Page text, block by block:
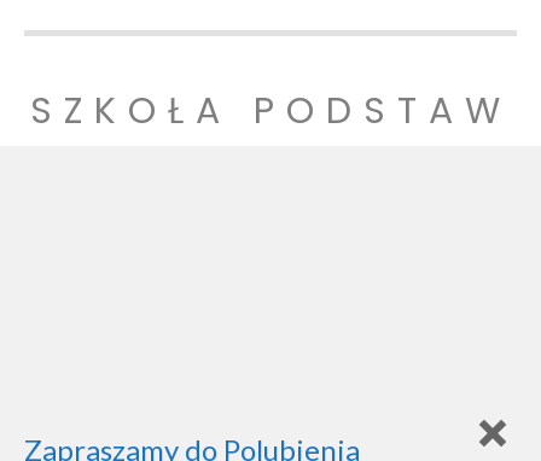
SZKOŁA PODSTAW
Zapraszamy do Polubienia